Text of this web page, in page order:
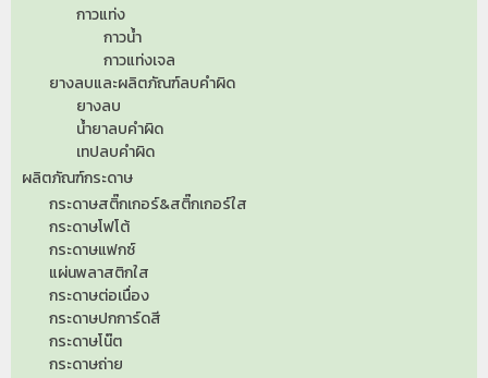
กาวแท่ง
กาวน้ำ
กาวแท่งเจล
ยางลบและผลิตภัณฑ์ลบคำผิด
ยางลบ
น้ำยาลบคำผิด
เทปลบคำผิด
ผลิตภัณฑ์กระดาษ
กระดาษสติ๊กเกอร์&สติ๊กเกอร์ใส
กระดาษโฟโต้
กระดาษแฟกซ์
แผ่นพลาสติกใส
กระดาษต่อเนื่อง
กระดาษปกการ์ดสี
กระดาษโน๊ต
กระดาษถ่าย